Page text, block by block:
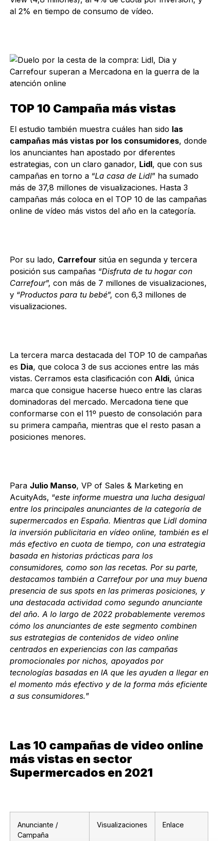
al 2% en tiempo de consumo de vídeo.
TOP 10 Campaña más vistas
El estudio también muestra cuáles han sido las
campañas más vistas por los consumidores, donde
los anunciantes han apostado por diferentes
estrategias, con un claro ganador, Lidl, que con sus
campañas en torno a “La casa de Lidl” ha sumado
más de 37,8 millones de visualizaciones. Hasta 3
campañas más coloca en el TOP 10 de las campañas
online de vídeo más vistos del año en la categoría.
Por su lado, Carrefour sitúa en segunda y tercera
posición sus campañas “Disfruta de tu hogar con
Carrefour”, con más de 7 millones de visualizaciones,
y “Productos para tu bebé”, con 6,3 millones de
visualizaciones.
La tercera marca destacada del TOP 10 de campañas
es Dia, que coloca 3 de sus acciones entre las más
vistas. Cerramos esta clasificación con Aldi, única
marca que consigue hacerse hueco entre las claras
dominadoras del mercado. Mercadona tiene que
conformarse con el 11º puesto de consolación para
su primera campaña, mientras que el resto pasan a
posiciones menores.
Para Julio Manso, VP of Sales & Marketing en
AcuityAds, “este informe muestra una lucha desigual
entre los principales anunciantes de la categoría de
supermercados en España. Mientras que Lidl domina
la inversión publicitaria en vídeo online, también es el
más efectivo en cuota de tiempo, con una estrategia
basada en historias prácticas para los
consumidores, como son las recetas. Por su parte,
destacamos también a Carrefour por una muy buena
presencia de sus spots en las primeras posiciones, y
una destacada actividad como segundo anunciante
del año. A lo largo de 2022 probablemente veremos
cómo los anunciantes de este segmento combinen
sus estrategias de contenidos de video online
centrados en experiencias con las campañas
promocionales por nichos, apoyados por
tecnologías basadas en IA que les ayuden a llegar en
el momento más efectivo y de la forma más eficiente
a sus consumidores.”
Las 10 campañas de video online
más vistas en sector
Supermercados en 2021
Anunciante /
Campaña
Visualizaciones Enlace